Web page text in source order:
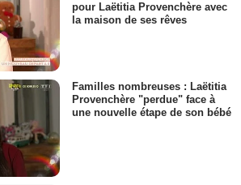
pour Laëtitia Provenchère avec
la maison de ses rêves
Familles nombreuses : Laëtitia
Provenchère "perdue" face à
une nouvelle étape de son bébé